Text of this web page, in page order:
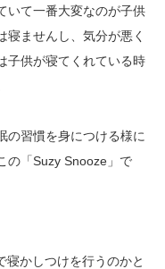
いて一番大変なのが子供
ませんし、気分が悪く
子供が寝てくれている時
の習慣を身につける様に
の「Suzy Snooze」で
寝かしつけを行うのかと